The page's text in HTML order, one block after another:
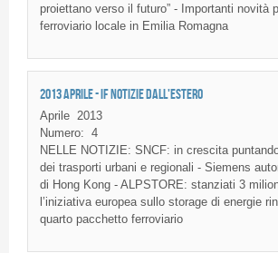
proiettano verso il futuro” - Importanti novità
ferroviario locale in Emilia Romagna
2013 APRILE - IF NOTIZIE DALL'ESTERO
Aprile 2013
Numero: 4
NELLE NOTIZIE: SNCF: in crescita
dei trasporti urbani e regionali - Siemens
di Hong Kong - ALPSTORE: stanziati 3
l’iniziativa europea sullo storage di energie
quarto pacchetto ferroviario